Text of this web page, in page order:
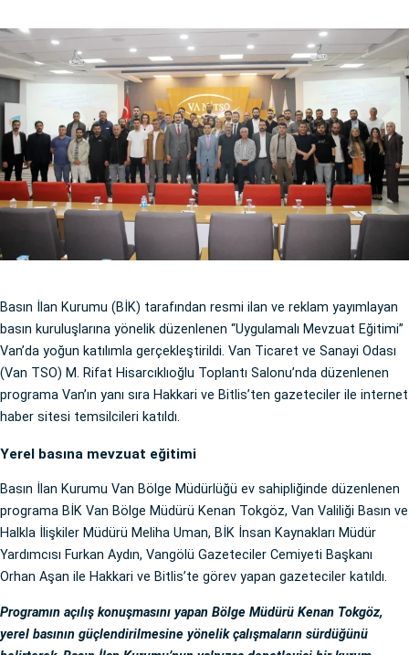
Basın İlan Kurumu (BİK) tarafından resmi ilan ve reklam yayımlayan
basın kuruluşlarına yönelik düzenlenen “Uygulamalı Mevzuat Eğitimi”
Van’da yoğun katılımla gerçekleştirildi. Van Ticaret ve Sanayi Odası
(Van TSO) M. Rifat Hisarcıklıoğlu Toplantı Salonu’nda düzenlenen
programa Van’ın yanı sıra Hakkari ve Bitlis’ten gazeteciler ile internet
haber sitesi temsilcileri katıldı.
Yerel basına mevzuat eğitimi
Basın İlan Kurumu Van Bölge Müdürlüğü ev sahipliğinde düzenlenen
programa BİK Van Bölge Müdürü Kenan Tokgöz, Van Valiliği Basın ve
Halkla İlişkiler Müdürü Meliha Uman, BİK İnsan Kaynakları Müdür
Yardımcısı Furkan Aydın, Vangölü Gazeteciler Cemiyeti Başkanı
Orhan Aşan ile Hakkari ve Bitlis’te görev yapan gazeteciler katıldı.
Programın açılış konuşmasını yapan Bölge Müdürü Kenan Tokgöz,
yerel basının güçlendirilmesine yönelik çalışmaların sürdüğünü